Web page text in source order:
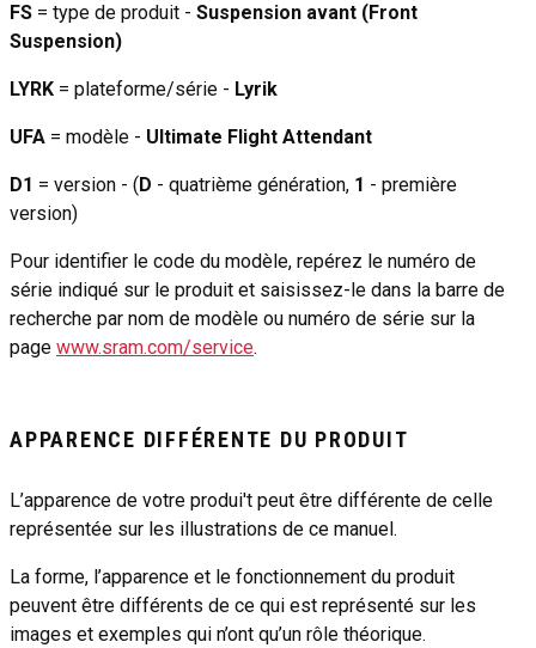
FS = type de produit - Suspension avant (Front
Suspension)
LYRK = plateforme/série - Lyrik
UFA = modèle - Ultimate Flight Attendant
D1 = version - (D - quatrième génération, 1 - première
version)
Pour identifier le code du modèle, repérez le numéro de
série indiqué sur le produit et saisissez-le dans la barre de
recherche par nom de modèle ou numéro de série sur la
page www.sram.com/service.
APPARENCE DIFFÉRENTE DU PRODUIT
L’apparence de votre produi't peut être différente de celle
représentée sur les illustrations de ce manuel.
La forme, l’apparence et le fonctionnement du produit
peuvent être différents de ce qui est représenté sur les
images et exemples qui n’ont qu’un rôle théorique.